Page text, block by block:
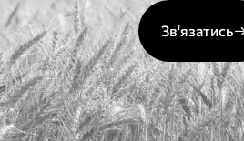
Зв'язатись